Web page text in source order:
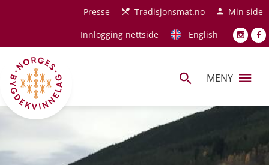
Hopp til hovedinnholdPresse Tradisjonsmat.no
Min side
Innlogging nettside
English
MENY